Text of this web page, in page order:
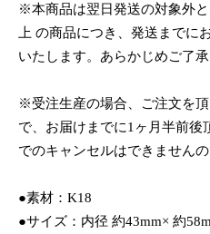
※本商品は翌日発送の対象外
上 の商品につき、発送までに
いたします。あらかじめご了承
※受注生産の場合、ご注文を
で、お届けまでに1ヶ月半前後
でのキャンセルはできません
●素材：K18
●サイズ：内径 約43mm× 約